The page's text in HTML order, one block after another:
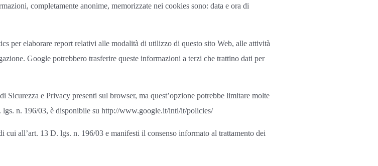
completamente anonime, memorizzate nei cookies sono: data e ora di
per elaborare report relativi alle modalità di utilizzo di questo sito Web, alle attività
Google potrebbero trasferire queste informazioni a terzi che trattino dati per
e Privacy presenti sul browser, ma quest’opzione potrebbe limitare molte
lgs. n. 196/03, è disponibile su http://www.google.it/intl/it/policies/
all’art. 13 D. lgs. n. 196/03 e manifesti il consenso informato al trattamento dei